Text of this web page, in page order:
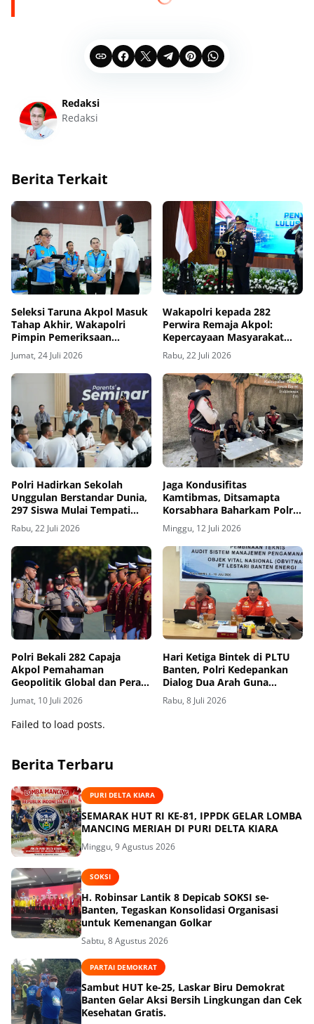
Redaksi
Redaksi
Berita Terkait
Seleksi Taruna Akpol Masuk
Tahap Akhir, Wakapolri
Pimpin Pemeriksaan
Penampilan 404 Catar
Jumat, 24 Juli 2026
Wakapolri kepada 282
Perwira Remaja Akpol:
Kepercayaan Masyarakat
Dibangun dari Integritas
Rabu, 22 Juli 2026
Polri Hadirkan Sekolah
Unggulan Berstandar Dunia,
297 Siswa Mulai Tempati
Kampus
Rabu, 22 Juli 2026
Jaga Kondusifitas
Kamtibmas, Ditsamapta
Korsabhara Baharkam Polri
Terjunkan Personel Patroli
Minggu, 12 Juli 2026
Polri Bekali 282 Capaja
Akpol Pemahaman
Geopolitik Global dan Peran
Strategis Menjaga Stabilitas
Nasional
Jumat, 10 Juli 2026
Hari Ketiga Bintek di PLTU
Banten, Polri Kedepankan
Dialog Dua Arah Guna
Sempurnakan Pola
Pengamanan Obvitnas
Rabu, 8 Juli 2026
Failed to load posts.
Berita Terbaru
PURI DELTA KIARA
SEMARAK HUT RI KE-81, IPPDK GELAR LOMBA
MANCING MERIAH DI PURI DELTA KIARA
Minggu, 9 Agustus 2026
SOKSI
H. Robinsar Lantik 8 Depicab SOKSI se-
Banten, Tegaskan Konsolidasi Organisasi
untuk Kemenangan Golkar
Sabtu, 8 Agustus 2026
PARTAI DEMOKRAT
Sambut HUT ke-25, Laskar Biru Demokrat
Banten Gelar Aksi Bersih Lingkungan dan Cek
Kesehatan Gratis.